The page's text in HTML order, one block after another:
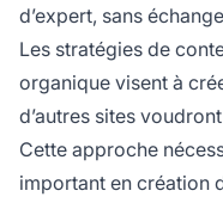
d’expert, sans
Les stratégies de
organique visent à
d’autres sites
Cette approche
important en création